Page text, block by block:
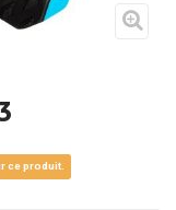
ce produit.